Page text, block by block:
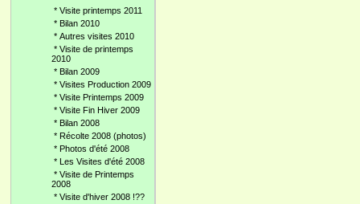
* Visite printemps 2011
* Bilan 2010
* Autres visites 2010
* Visite de printemps
2010
* Bilan 2009
* Visites Production 2009
* Visite Printemps 2009
* Visite Fin Hiver 2009
* Bilan 2008
* Récolte 2008 (photos)
* Photos d'été 2008
* Les Visites d'été 2008
* Visite de Printemps
2008
* Visite d'hiver 2008 !??